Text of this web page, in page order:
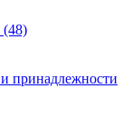
(48)
принадлежности